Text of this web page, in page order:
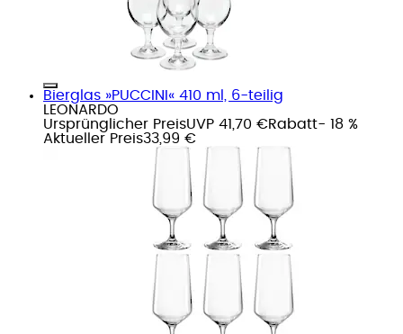
Bierglas »PUCCINI« 410 ml, 6-teilig
LEONARDO
Ursprünglicher PreisUVP 41,70 €Rabatt- 18 %
Aktueller Preis33,99 €